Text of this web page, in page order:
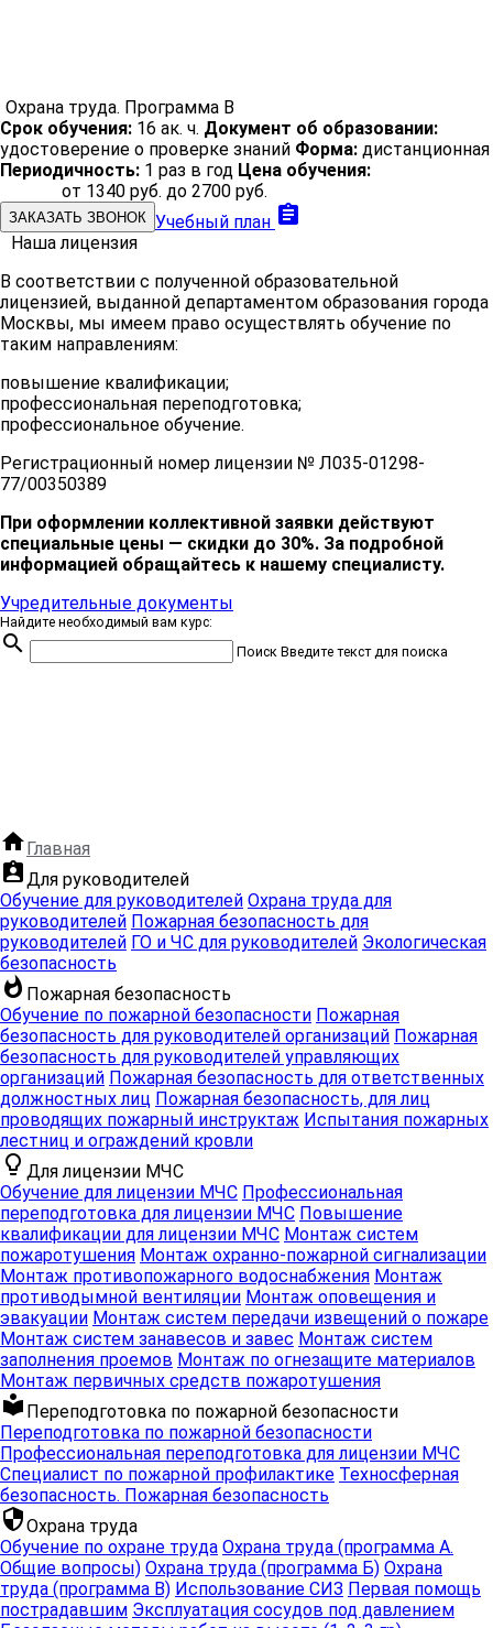
Охрана труда. Программа В
Срок обучения: 16 ак. ч. Документ об образовании:
удостоверение о проверке знаний Форма: дистанционная
Периодичность: 1 раз в год Цена обучения:
от 1340 руб. до 2700 руб.
ЗАКАЗАТЬ ЗВОНОК Учебный план assignment
Наша лицензия
В соответствии с полученной образовательной
лицензией, выданной департаментом образования города
Москвы, мы имеем право осуществлять обучение по
таким направлениям:
повышение квалификации;
профессиональная переподготовка;
профессиональное обучение.
Регистрационный номер лицензии № Л035-01298-
77/00350389
При оформлении коллективной заявки действуют
специальные цены — скидки до 30%. За подробной
информацией обращайтесь к нашему специалисту.
Учредительные документы
Найдите необходимый вам курс:
search Поиск Введите текст для поиска
homeГлавная
assignment_indДля руководителей
Обучение для руководителей Охрана труда для
руководителей Пожарная безопасность для
руководителей ГО и ЧС для руководителей Экологическая
безопасность
whatshot Пожарная безопасность
Обучение по пожарной безопасности Пожарная
безопасность для руководителей организаций Пожарная
безопасность для руководителей управляющих
организаций Пожарная безопасность для ответственных
должностных лиц Пожарная безопасность, для лиц
проводящих пожарный инструктаж Испытания пожарных
лестниц и ограждений кровли
lightbulb_outline Для лицензии МЧС
Обучение для лицензии МЧС Профессиональная
переподготовка для лицензии МЧС Повышение
квалификации для лицензии МЧС Монтаж систем
пожаротушения Монтаж охранно-пожарной сигнализации
Монтаж противопожарного водоснабжения Монтаж
противодымной вентиляции Монтаж оповещения и
эвакуации Монтаж систем передачи извещений о пожаре
Монтаж систем занавесов и завес Монтаж систем
заполнения проемов Монтаж по огнезащите материалов
Монтаж первичных средств пожаротушения
local_library Переподготовка по пожарной безопасности
Переподготовка по пожарной безопасности
Профессиональная переподготовка для лицензии МЧС
Специалист по пожарной профилактике Техносферная
безопасность. Пожарная безопасность
securityОхрана труда
Обучение по охране труда Охрана труда (программа А.
Общие вопросы) Охрана труда (программа Б) Охрана
труда (программа В) Использование СИЗ Первая помощь
пострадавшим Эксплуатация сосудов под давлением